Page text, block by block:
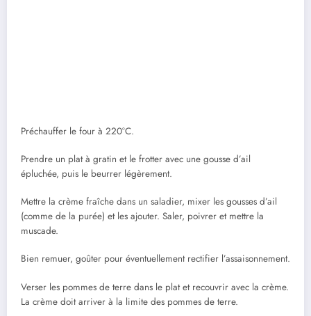
Préchauffer le four à 220°C.
Prendre un plat à gratin et le frotter avec une gousse d’ail
épluchée, puis le beurrer légèrement.
Mettre la crème fraîche dans un saladier, mixer les gousses d’ail
(comme de la purée) et les ajouter. Saler, poivrer et mettre la
muscade.
Bien remuer, goûter pour éventuellement rectifier l’assaisonnement.
Verser les pommes de terre dans le plat et recouvrir avec la crème.
La crème doit arriver à la limite des pommes de terre.